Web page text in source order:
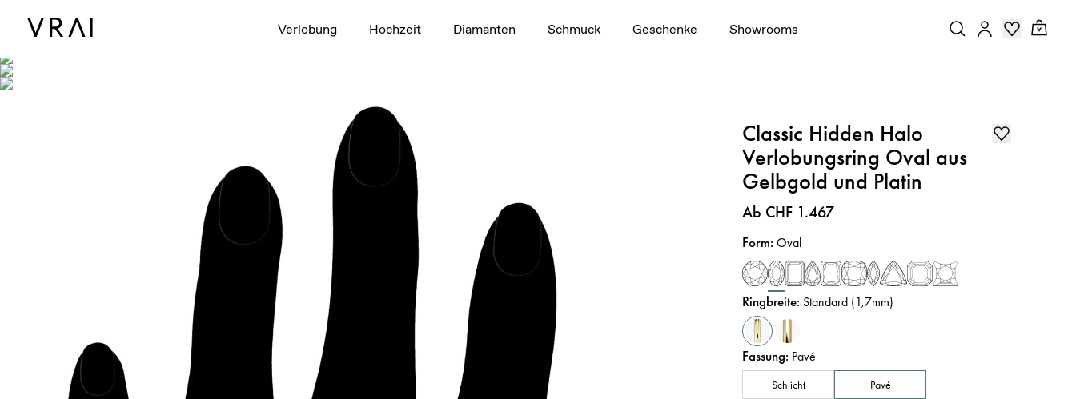
Verlobung Hochzeit Diamanten Schmuck Geschenke Showrooms
Classic Hidden Halo
Verlobungsring Oval aus
Gelbgold und Platin
Preis:
Ab CHF 1.467
Form:Oval
Ringbreite: Standard (1,7mm)
Fassung: Pavé
Schlicht Pavé